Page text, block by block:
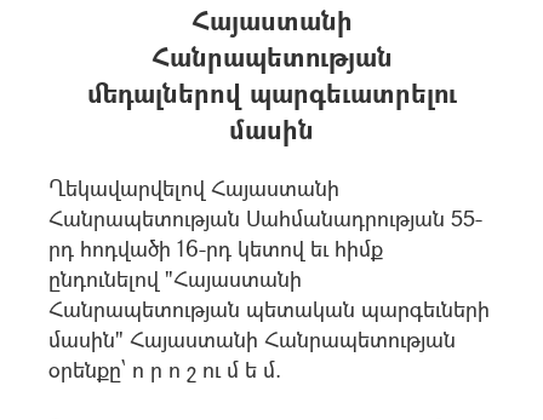
Հայաստանի
Հանրապետության
մեդալներով պարգեւատրելու
մասին
Ղեկավարվելով Հայաստանի
Հանրապետության Սահմանադրության 55-
րդ հոդվածի 16-րդ կետով եւ հիմք
ընդունելով "Հայաստանի
Հանրապետության պետական պարգեւների
մասին" Հայաստանի Հանրապետության
օրենքը` ո ր ո շ ու մ ե մ.